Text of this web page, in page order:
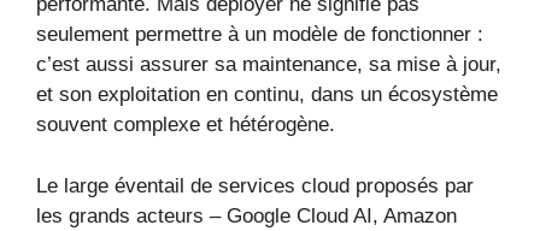
seulement permettre à un modèle de fonctionner :
c’est aussi assurer sa maintenance, sa mise à jour,
et son exploitation en continu, dans un écosystème
souvent complexe et hétérogène.
Le large éventail de services cloud proposés par
les grands acteurs – Google Cloud AI, Amazon